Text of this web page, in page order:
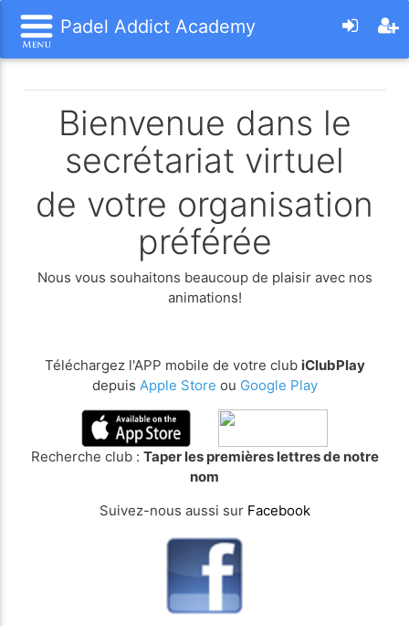
Padel Addict Academy
Bienvenue dans le
secrétariat virtuel
de votre organisation
préférée
Nous vous souhaitons beaucoup de plaisir avec nos
animations!
Téléchargez l'APP mobile de votre club iClubPlay
depuis Apple Store ou Google Play
Recherche club : Taper les premières lettres de notre
nom
Suivez-nous aussi sur Facebook